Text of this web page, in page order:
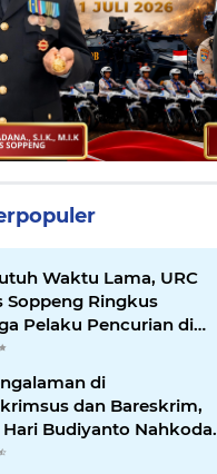
Waktu Lama, URC
Soppeng Ringkus
Pelaku Pencurian di
di
dan Bareskrim,
Hari Budiyanto Nahkodai